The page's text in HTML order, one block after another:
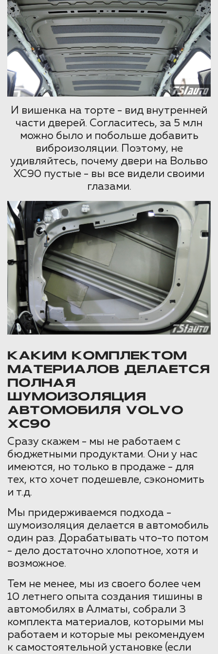
И вишенка на торте - вид внутренней
части дверей. Согласитесь, за 5 млн
можно было и побольше добавить
виброизоляции. Поэтому, не
удивляйтесь, почему двери на Вольво
ХС90 пустые - вы все видели своими
глазами.
КАКИМ КОМПЛЕКТОМ
МАТЕРИАЛОВ ДЕЛАЕТСЯ
ПОЛНАЯ
ШУМОИЗОЛЯЦИЯ
АВТОМОБИЛЯ VOLVO
XC90
Сразу скажем - мы не работаем с
бюджетными продуктами. Они у нас
имеются, но только в продаже - для
тех, кто хочет подешевле, сэкономить
и т.д.
Мы придерживаемся подхода -
шумоизоляция делается в автомобиль
один раз. Дорабатывать что-то потом
- дело достаточно хлопотное, хотя и
возможное.
Тем не менее, мы из своего более чем
10 летнего опыта создания тишины в
автомобилях в Алматы, собрали 3
комплекта материалов, которыми мы
работаем и которые мы рекомендуем
к самостоятельной установке (если